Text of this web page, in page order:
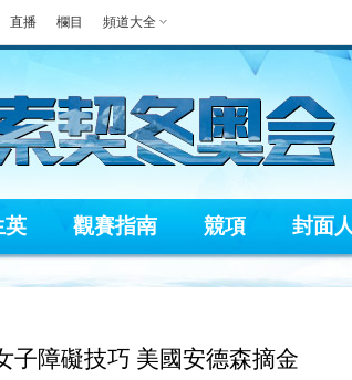
直播 欄目 頻道大全
英 觀賽指南 競項 封面
子障礙技巧 美國安德森摘金